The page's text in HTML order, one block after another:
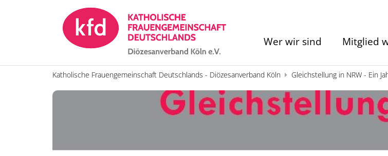
Wer wir sind Mitglied
Katholische Frauengemeinschaft Deutschlands - Diözesanverband Köln Gleichstellung in NRW - Ein